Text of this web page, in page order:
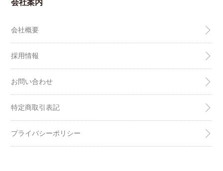
会社案内
会社概要
採用情報
お問い合わせ
特定商取引表記
プライバシーポリシー